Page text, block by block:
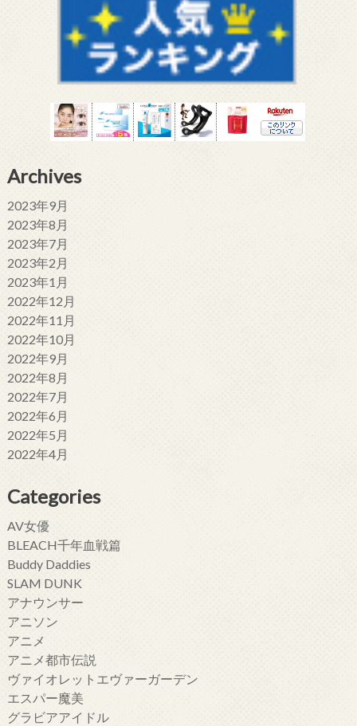
Archives
2023年9月
2023年8月
2023年7月
2023年2月
2023年1月
2022年12月
2022年11月
2022年10月
2022年9月
2022年8月
2022年7月
2022年6月
2022年5月
2022年4月
Categories
AV女優
BLEACH千年血戦篇
Buddy Daddies
SLAM DUNK
アナウンサー
アニソン
アニメ
アニメ都市伝説
ヴァイオレットエヴァーガーデン
エスパー魔美
グラビアアイドル